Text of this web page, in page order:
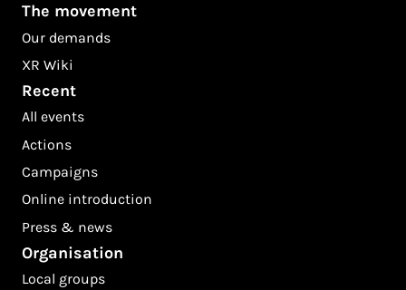
The movement
Our demands
XR Wiki
Recent
All events
Actions
Campaigns
Online introduction
Press & news
Organisation
Local groups